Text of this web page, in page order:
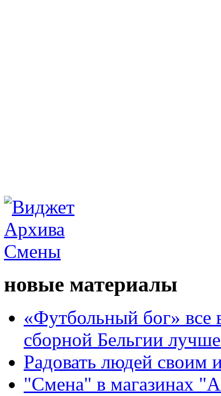
новые материалы
«Футбольный бог» все
сборной Бельгии
Радовать людей своим
"Смена" в магазинах